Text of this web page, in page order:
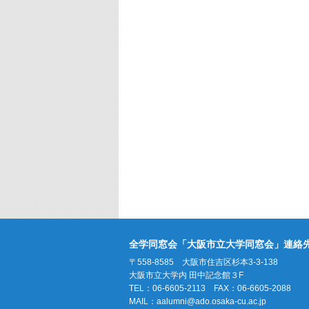
全学同窓会「大阪市立大学同窓会」連絡
〒558-8585 大阪市住吉区杉本3-3-138
大阪市立大学内 田中記念館３F
TEL：06-6605-2113 FAX：06-6605-2088
MAIL： aalumni@ado.osaka-cu.ac.jp